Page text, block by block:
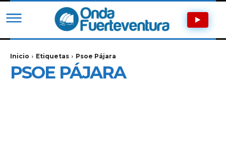
Inicio Etiquetas Psoe Pájara
PSOE PÁJARA